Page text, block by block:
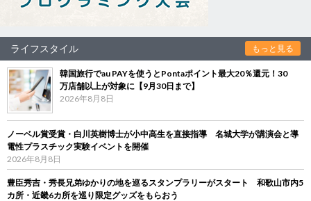
ライフスタイル もっと見る
韓国旅行でau PAYを使うとPontaポイント最大20％還元！30
万店舗以上が対象に【9月30日まで】
2026年8月8日
ノーベル賞受賞・白川英樹博士が小中高生を直接指導 名城大学が講演会と導
電性プラスチック実験イベントを開催
2026年8月8日
豊臣秀吉・秀長兄弟ゆかりの地を巡るスタンプラリーがスタート 和歌山市内5
カ所・近畿6カ所を巡り限定グッズをもらおう